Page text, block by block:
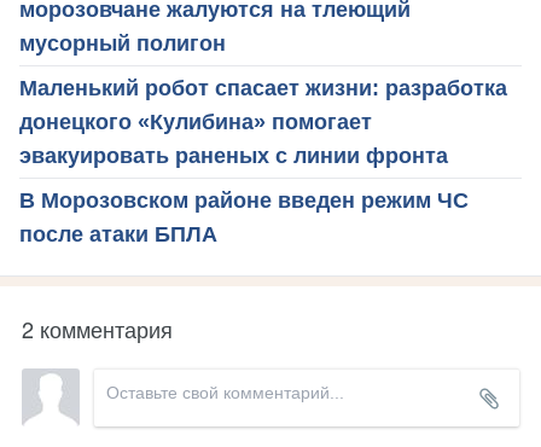
морозовчане жалуются на тлеющий
мусорный полигон
Маленький робот спасает жизни: разработка
донецкого «Кулибина» помогает
эвакуировать раненых с линии фронта
В Морозовском районе введен режим ЧС
после атаки БПЛА
2 комментария